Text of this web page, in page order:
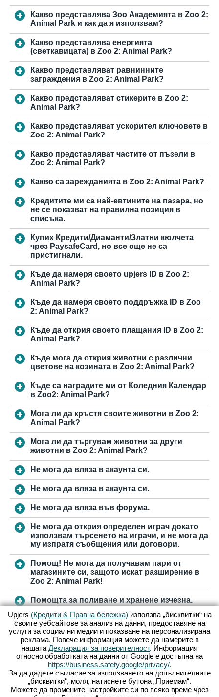
Какво представлява Зоо Академията в Zoo 2:
Animal Park и как да я използвам?
Какво представлява енергията
(светкавицата) в Zoo 2: Animal Park?
Какво представляват равнинните
заграждения в Zoo 2: Animal Park?
Какво представляват стикерите в Zoo 2:
Animal Park?
Какво представляват ускорител ключовете в
Zoo 2: Animal Park?
Какво представляват частите от пъзели в
Zoo 2: Animal Park?
Какво са зарежданията в Zoo 2: Animal Park?
Кредитите ми са най-евтините на пазара, но
не се показват на правилна позиция в
списъка.
Купих Кредити/Диаманти/Златни кюлчета
чрез PaysafeCard, но все още не са
пристигнали.
Къде да намеря своето upjers ID в Zoo 2:
Animal Park?
Къде да намеря своето поддръжка ID в Zoo
2: Animal Park?
Къде да открия своето плащания ID в Zoo 2:
Animal Park?
Къде мога да открия животни с различни
цветове на козината в Zoo 2: Animal Park?
Къде са наградите ми от Коледния Календар
в Zoo2: Animal Park?
Мога ли да кръстя своите животни в Zoo 2:
Animal Park?
Мога ли да търгувам животни за други
животни в Zoo 2: Animal Park?
Не мога да вляза в акаунта си.
Не мога да вляза в акаунта си.
Не мога да вляза във форума.
Не мога да открия определен играч докато
използвам търсенето на играчи, и не мога да
му изпратя съобщения или договори.
Помощ! Не мога да получавам пари от
магазините си, защото искат разширение в
Zoo 2: Animal Park!
Помощта за поливане и хранене изчезна.
Сандъчето ми изчезна, как да го намеря
отново в Zoo 2: Animal Park?
КЪМ ПОДДРЪЖКАТА
Условия за ползване
Поверителност
Upjers (Кредити & Правна бележка) използва „бисквитки“ на
своите уебсайтове за анализ на данни, предоставяне на
услуги за социални медии и показване на персонализирана
реклама. Повече информация можете да намерите в
нашата Декларация за поверителност. Информация
относно обработката на данни от Google е достъпна на
https://business.safety.google/privacy/.
За да дадете съгласие за използването на допълнителните
„бисквитки“, моля, натиснете бутона „Приемам“.
Можете да промените настройките си по всяко време чрез